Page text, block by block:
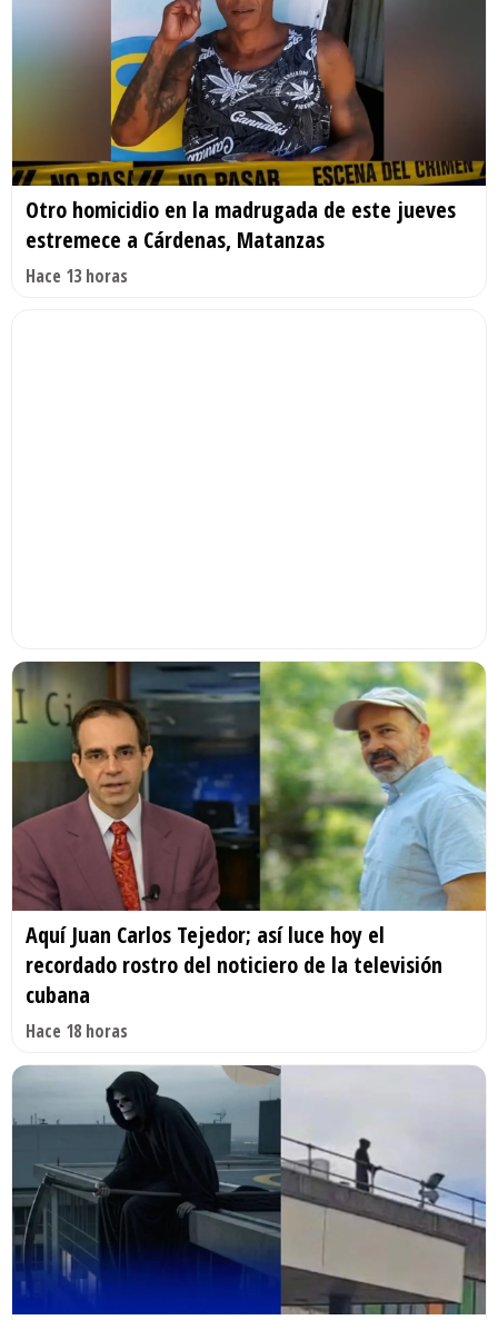
Otro homicidio en la madrugada de este jueves
estremece a Cárdenas, Matanzas
Hace 13 horas
Aquí Juan Carlos Tejedor; así luce hoy el
recordado rostro del noticiero de la televisión
cubana
Hace 18 horas